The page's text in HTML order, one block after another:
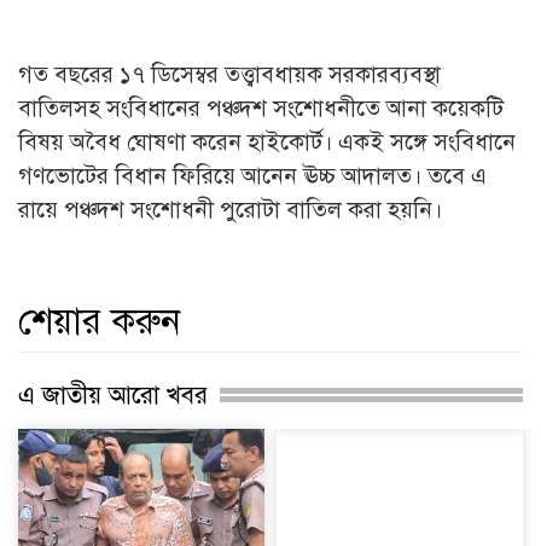
গত বছরের ১৭ ডিসেম্বর তত্ত্বাবধায়ক সরকারব্যবস্থা
বাতিলসহ সংবিধানের পঞ্চদশ সংশোধনীতে আনা কয়েকটি
বিষয় অবৈধ ঘোষণা করেন হাইকোর্ট। একই সঙ্গে সংবিধানে
গণভোটের বিধান ফিরিয়ে আনেন ঊচ্চ আদালত। তবে এ
রায়ে পঞ্চদশ সংশোধনী পুরোটা বাতিল করা হয়নি।
শেয়ার করুন
এ জাতীয় আরো খবর